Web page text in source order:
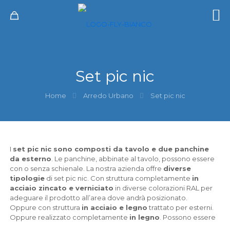
Set pic nic
Home Arredo Urbano Set pic nic
I set pic nic sono composti da tavolo e due panchine
da esterno . Le panchine, abbinate al tavolo, possono essere
con o senza schienale. La nostra azienda offre diverse
tipologie di set pic nic. Con struttura completamente in
acciaio zincato e verniciato in diverse colorazioni RAL per
adeguare il prodotto all’area dove andrà posizionato.
Oppure con struttura in acciaio e legnotrattato per esterni.
Oppure realizzato completamente in legno . Possono essere